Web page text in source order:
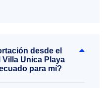
desde el
Unica Playa
para mí?